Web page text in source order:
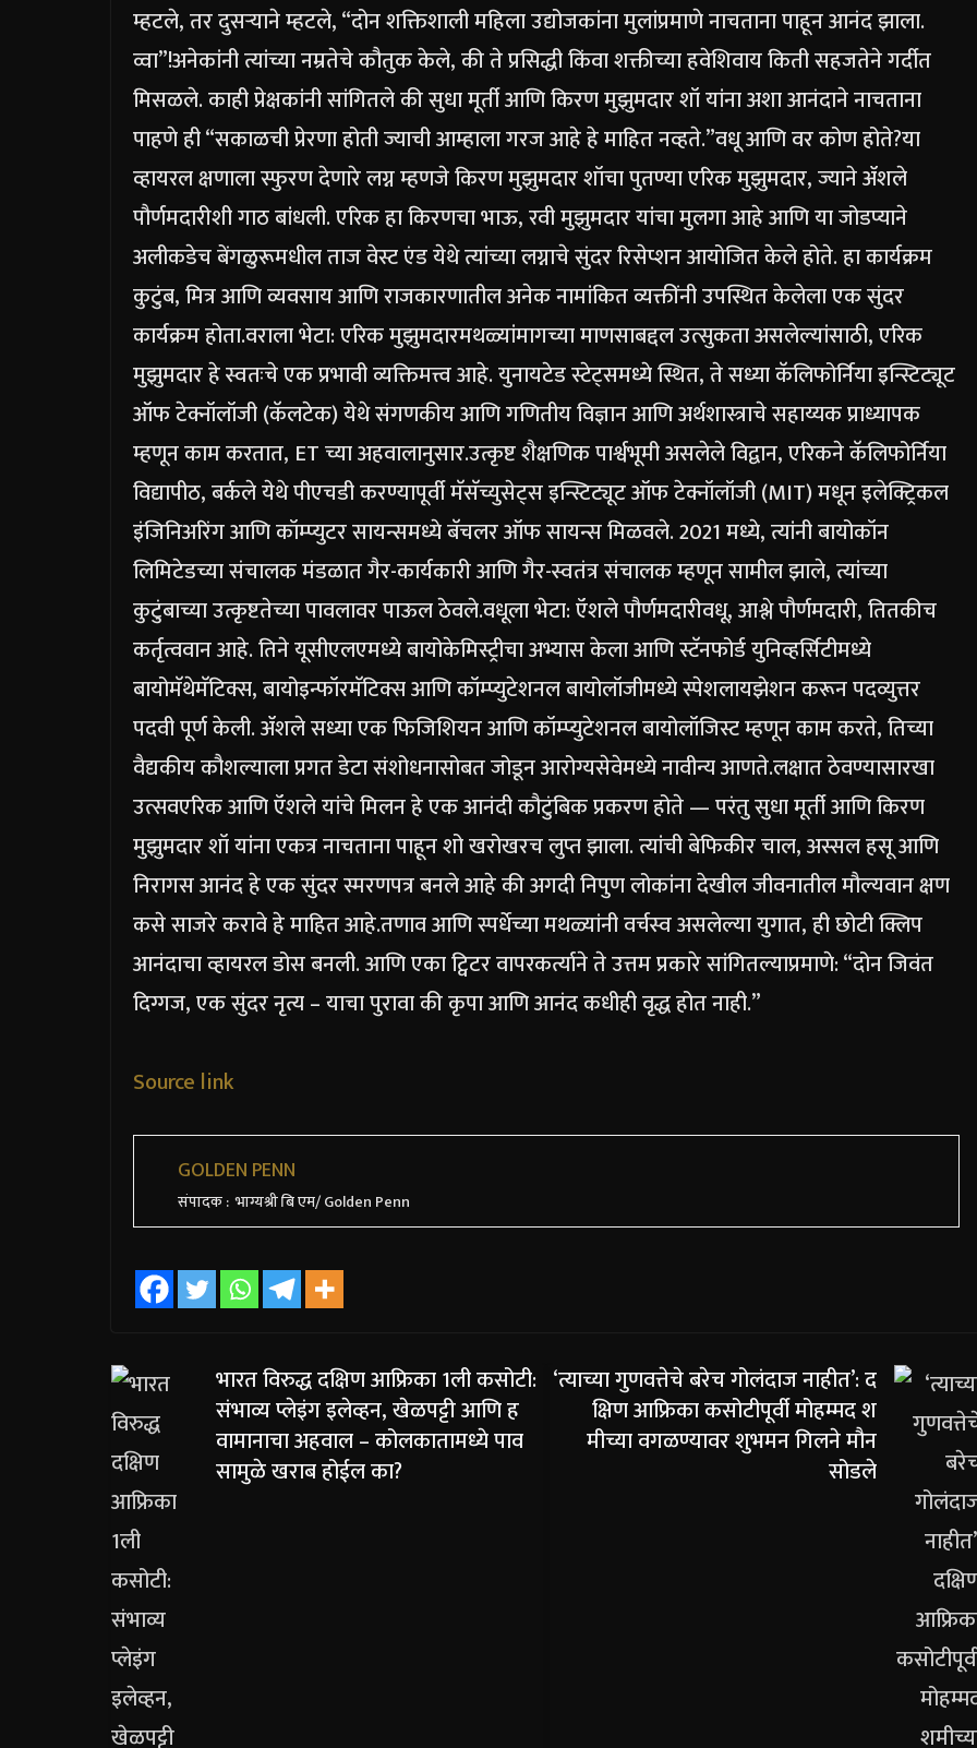
म्हटले, तर दुसऱ्याने म्हटले, “दोन शक्तिशाली महिला उद्योजकांना मुलांप्रमाणे नाचताना पाहून आनंद झाला.
व्वा”!अनेकांनी त्यांच्या नम्रतेचे कौतुक केले, की ते प्रसिद्धी किंवा शक्तीच्या हवेशिवाय किती सहजतेने गर्दीत
मिसळले. काही प्रेक्षकांनी सांगितले की सुधा मूर्ती आणि किरण मुझुमदार शॉ यांना अशा आनंदाने नाचताना
पाहणे ही “सकाळची प्रेरणा होती ज्याची आम्हाला गरज आहे हे माहित नव्हते.”वधू आणि वर कोण होते?या
व्हायरल क्षणाला स्फुरण देणारे लग्न म्हणजे किरण मुझुमदार शॉचा पुतण्या एरिक मुझुमदार, ज्याने ॲशले
पौर्णमदारीशी गाठ बांधली. एरिक हा किरणचा भाऊ, रवी मुझुमदार यांचा मुलगा आहे आणि या जोडप्याने
अलीकडेच बेंगळुरूमधील ताज वेस्ट एंड येथे त्यांच्या लग्नाचे सुंदर रिसेप्शन आयोजित केले होते. हा कार्यक्रम
कुटुंब, मित्र आणि व्यवसाय आणि राजकारणातील अनेक नामांकित व्यक्तींनी उपस्थित केलेला एक सुंदर
कार्यक्रम होता.वराला भेटा: एरिक मुझुमदारमथळ्यांमागच्या माणसाबद्दल उत्सुकता असलेल्यांसाठी, एरिक
मुझुमदार हे स्वतःचे एक प्रभावी व्यक्तिमत्त्व आहे. युनायटेड स्टेट्समध्ये स्थित, ते सध्या कॅलिफोर्निया इन्स्टिट्यूट
ऑफ टेक्नॉलॉजी (कॅलटेक) येथे संगणकीय आणि गणितीय विज्ञान आणि अर्थशास्त्राचे सहाय्यक प्राध्यापक
म्हणून काम करतात, ET च्या अहवालानुसार.उत्कृष्ट शैक्षणिक पार्श्वभूमी असलेले विद्वान, एरिकने कॅलिफोर्निया
विद्यापीठ, बर्कले येथे पीएचडी करण्यापूर्वी मॅसॅच्युसेट्स इन्स्टिट्यूट ऑफ टेक्नॉलॉजी (MIT) मधून इलेक्ट्रिकल
इंजिनिअरिंग आणि कॉम्प्युटर सायन्समध्ये बॅचलर ऑफ सायन्स मिळवले.2021 मध्ये, त्यांनी बायोकॉन
लिमिटेडच्या संचालक मंडळात गैर-कार्यकारी आणि गैर-स्वतंत्र संचालक म्हणून सामील झाले, त्यांच्या
कुटुंबाच्या उत्कृष्टतेच्या पावलावर पाऊल ठेवले.वधूला भेटा: ऍशले पौर्णमदारीवधू, आश्ले पौर्णमदारी, तितकीच
कर्तृत्ववान आहे. तिने यूसीएलएमध्ये बायोकेमिस्ट्रीचा अभ्यास केला आणि स्टॅनफोर्ड युनिव्हर्सिटीमध्ये
बायोमॅथेमॅटिक्स, बायोइन्फॉरमॅटिक्स आणि कॉम्प्युटेशनल बायोलॉजीमध्ये स्पेशलायझेशन करून पदव्युत्तर
पदवी पूर्ण केली.ॲशले सध्या एक फिजिशियन आणि कॉम्प्युटेशनल बायोलॉजिस्ट म्हणून काम करते, तिच्या
वैद्यकीय कौशल्याला प्रगत डेटा संशोधनासोबत जोडून आरोग्यसेवेमध्ये नावीन्य आणते.लक्षात ठेवण्यासारखा
उत्सवएरिक आणि ऍशले यांचे मिलन हे एक आनंदी कौटुंबिक प्रकरण होते — परंतु सुधा मूर्ती आणि किरण
मुझुमदार शॉ यांना एकत्र नाचताना पाहून शो खरोखरच लुप्त झाला. त्यांची बेफिकीर चाल, अस्सल हसू आणि
निरागस आनंद हे एक सुंदर स्मरणपत्र बनले आहे की अगदी निपुण लोकांना देखील जीवनातील मौल्यवान क्षण
कसे साजरे करावे हे माहित आहे.तणाव आणि स्पर्धेच्या मथळ्यांनी वर्चस्व असलेल्या युगात, ही छोटी क्लिप
आनंदाचा व्हायरल डोस बनली. आणि एका ट्विटर वापरकर्त्याने ते उत्तम प्रकारे सांगितल्याप्रमाणे: “दोन जिवंत
दिग्गज, एक सुंदर नृत्य – याचा पुरावा की कृपा आणि आनंद कधीही वृद्ध होत नाही.”
Source link
GOLDEN PENN
संपादक : भाग्यश्री बि एम/ Golden Penn
भारत विरुद्ध दक्षिण आफ्रिका 1ली कसोटी:
संभाव्य प्लेइंग इलेव्हन, खेळपट्टी आणि ह
वामानाचा अहवाल – कोलकातामध्ये पाव
सामुळे खराब होईल का?
‘त्याच्या गुणवत्तेचे बरेच गोलंदाज नाहीत’: द
क्षिण आफ्रिका कसोटीपूर्वी मोहम्मद श
मीच्या वगळण्यावर शुभमन गिलने मौन
सोडले